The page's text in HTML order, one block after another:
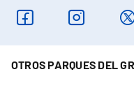
OTROS PARQUES DEL